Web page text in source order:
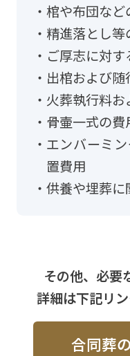
棺や布団など
精進落とし等
ご厚志に対
出棺および
火葬執行料
骨壷一式の費
エンバーミ
置費用
供養や埋葬に
その他、必要
詳細は下記リ
合同葬